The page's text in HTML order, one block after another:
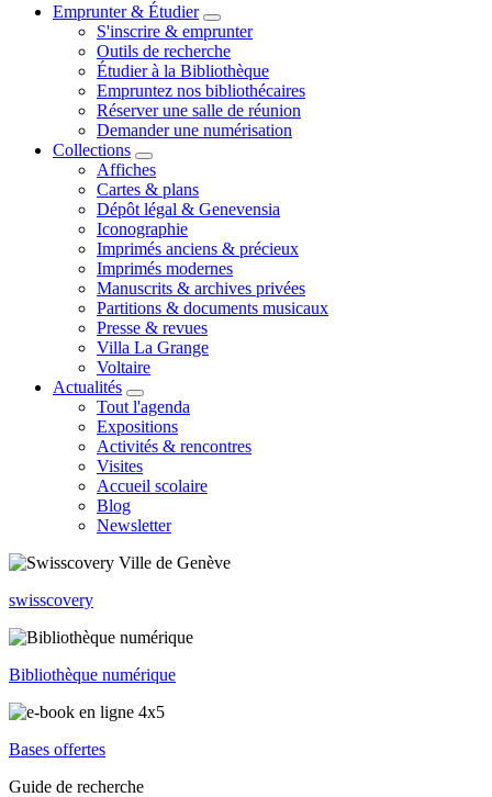
Emprunter & Étudier
S'inscrire & emprunter
Outils de recherche
Étudier à la Bibliothèque
Empruntez nos bibliothécaires
Réserver une salle de réunion
Demander une numérisation
Collections
Affiches
Cartes & plans
Dépôt légal & Genevensia
Iconographie
Imprimés anciens & précieux
Imprimés modernes
Manuscrits & archives privées
Partitions & documents musicaux
Presse & revues
Villa La Grange
Voltaire
Actualités
Tout l'agenda
Expositions
Activités & rencontres
Visites
Accueil scolaire
Blog
Newsletter
swisscovery
Bibliothèque numérique
Bases offertes
Guide de recherche